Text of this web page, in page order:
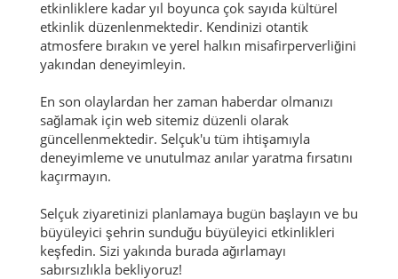
etkinliklere kadar yıl boyunca çok sayıda kültürel
etkinlik düzenlenmektedir. Kendinizi otantik
atmosfere bırakın ve yerel halkın misafirperverliğini
yakından deneyimleyin.
En son olaylardan her zaman haberdar olmanızı
sağlamak için web sitemiz düzenli olarak
güncellenmektedir. Selçuk'u tüm ihtişamıyla
deneyimleme ve unutulmaz anılar yaratma fırsatını
kaçırmayın.
Selçuk ziyaretinizi planlamaya bugün başlayın ve bu
büyüleyici şehrin sunduğu büyüleyici etkinlikleri
keşfedin. Sizi yakında burada ağırlamayı
sabırsızlıkla bekliyoruz!